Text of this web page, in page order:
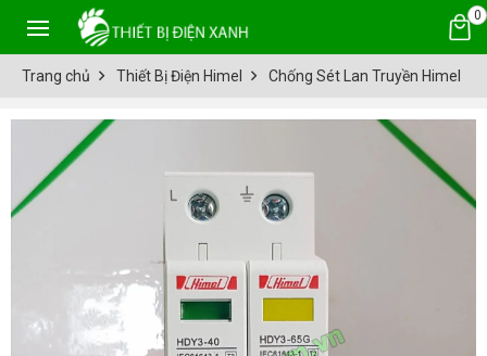
0
Trang chủ Thiết Bị Điện Himel Chống Sét Lan Truyền Himel